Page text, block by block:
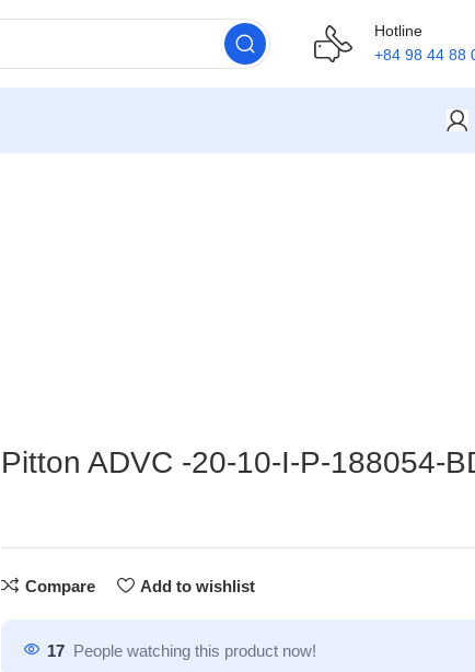
Hotline
+84 98 44 88
Pitton ADVC -20-10-I-P-188054-
Compare Add to wishlist
17 People watching this product now!